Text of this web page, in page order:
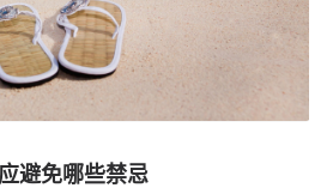
避免哪些禁忌